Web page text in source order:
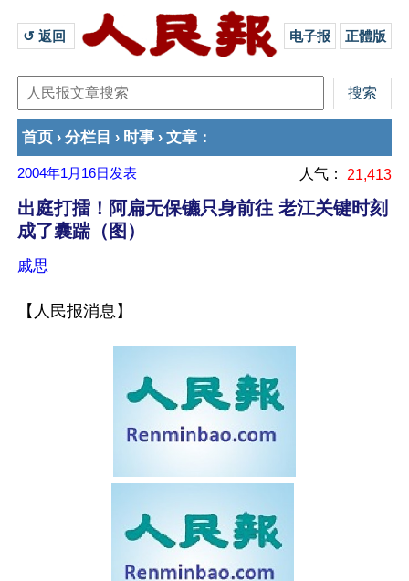
↺ 返回 电子报 正體版
首页 › 分栏目 › 时事 › 文章 ：
2004年1月16日 发表 人气： 21,413
出庭打擂！阿扁无保镳只身前往 老江关键时刻
成了囊踹（图）
戚思
【人民报消息】